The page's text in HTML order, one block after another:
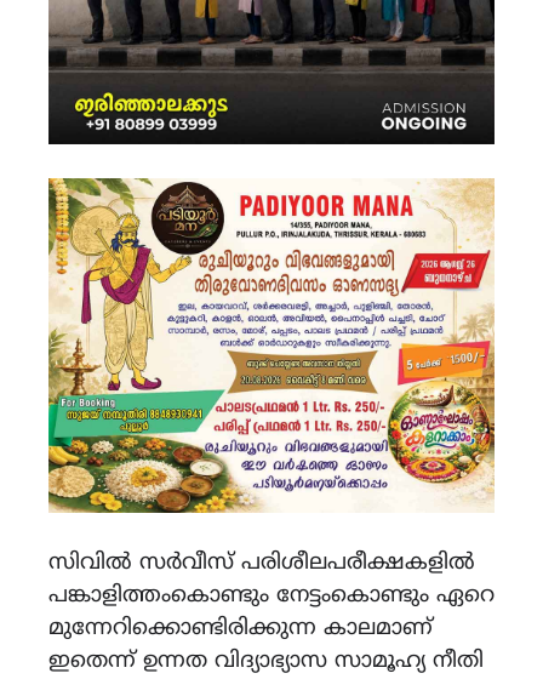
സിവില്‍ സര്‍വീസ് പരിശീലപരീക്ഷകളില്‍
പങ്കാളിത്തംകൊണ്ടും നേട്ടംകൊണ്ടും ഏറെ
മുന്നേറിക്കൊണ്ടിരിക്കുന്ന കാലമാണ്
ഇതെന്ന് ഉന്നത വിദ്യാഭ്യാസ സാമൂഹ്യ നീതി